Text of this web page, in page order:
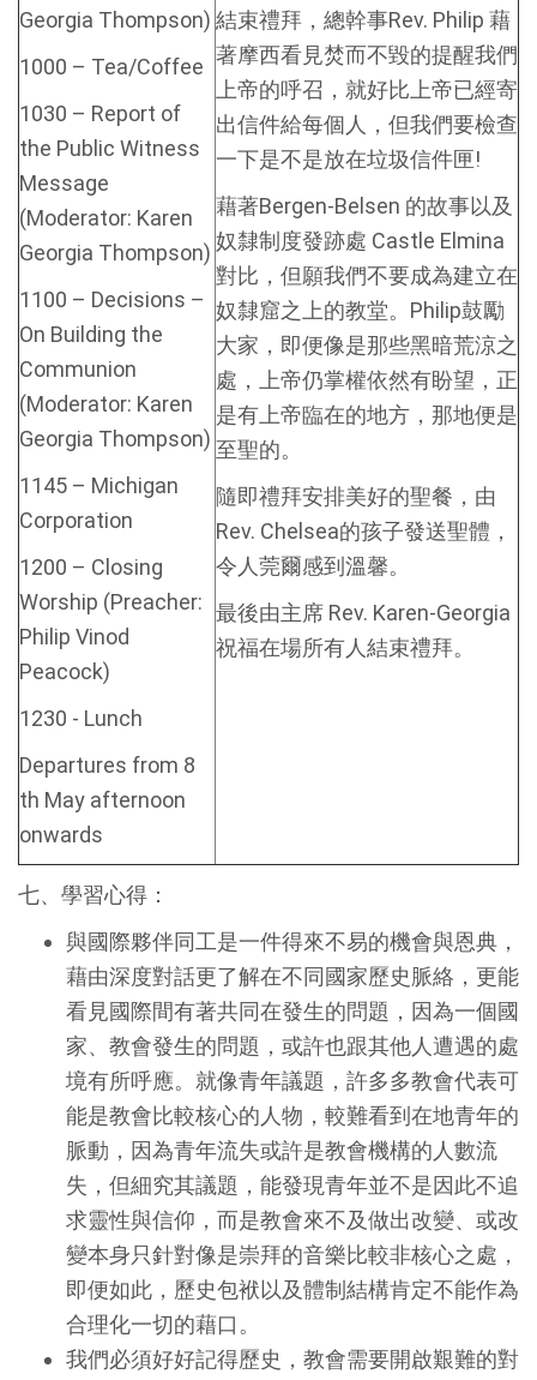
Georgia Thompson)
1000 – Tea/Coffee
1030 – Report of
the Public Witness
Message
(Moderator: Karen
Georgia Thompson)
1100 – Decisions –
On Building the
Communion
(Moderator: Karen
Georgia Thompson)
1145 – Michigan
Corporation
1200 – Closing
Worship (Preacher:
Philip Vinod
Peacock)
1230 - Lunch
Departures from 8
th May afternoon
onwards
結束禮拜，總幹事Rev. Philip 藉
著摩西看見焚而不毀的提醒我們
上帝的呼召，就好比上帝已經寄
出信件給每個人，但我們要檢查
一下是不是放在垃圾信件匣!
藉著Bergen-Belsen 的故事以及
奴隸制度發跡處 Castle Elmina
對比，但願我們不要成為建立在
奴隸窟之上的教堂。Philip鼓勵
大家，即便像是那些黑暗荒涼之
處，上帝仍掌權依然有盼望，正
是有上帝臨在的地方，那地便是
至聖的。
隨即禮拜安排美好的聖餐，由
Rev. Chelsea的孩子發送聖體，
令人莞爾感到溫馨。
最後由主席 Rev. Karen-Georgia
祝福在場所有人結束禮拜。
七、學習心得：
與國際夥伴同工是一件得來不易的機會與恩典，
藉由深度對話更了解在不同國家歷史脈絡，更能
看見國際間有著共同在發生的問題，因為一個國
家、教會發生的問題，或許也跟其他人遭遇的處
境有所呼應。就像青年議題，許多多教會代表可
能是教會比較核心的人物，較難看到在地青年的
脈動，因為青年流失或許是教會機構的人數流
失，但細究其議題，能發現青年並不是因此不追
求靈性與信仰，而是教會來不及做出改變、或改
變本身只針對像是崇拜的音樂比較非核心之處，
即便如此，歷史包袱以及體制結構肯定不能作為
合理化一切的藉口。
我們必須好好記得歷史，教會需要開啟艱難的對